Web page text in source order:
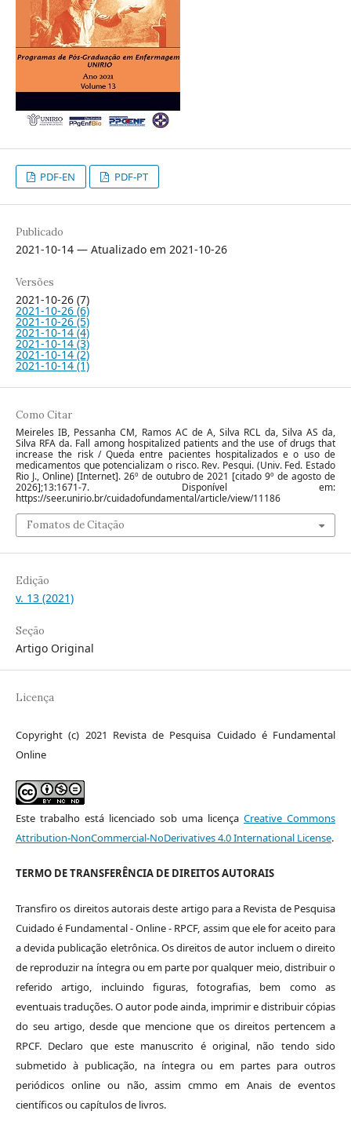
PDF-EN PDF-PT
Publicado
2021-10-14 — Atualizado em 2021-10-26
Versões
2021-10-26 (7)
2021-10-26 (6)
2021-10-26 (5)
2021-10-14 (4)
2021-10-14 (3)
2021-10-14 (2)
2021-10-14 (1)
Como Citar
Meireles IB, Pessanha CM, Ramos AC de A, Silva RCL da, Silva AS da,
Silva RFA da. Fall among hospitalized patients and the use of drugs that
increase the risk / Queda entre pacientes hospitalizados e o uso de
medicamentos que potencializam o risco. Rev. Pesqui. (Univ. Fed. Estado
Rio J., Online) [Internet]. 26º de outubro de 2021 [citado 9º de agosto de
2026];13:1671-7. Disponível em:
https://seer.unirio.br/cuidadofundamental/article/view/11186
Fomatos de Citação
Edição
v. 13 (2021)
Seção
Artigo Original
Licença
Copyright (c) 2021 Revista de Pesquisa Cuidado é Fundamental
Online
Este trabalho está licenciado sob uma licença Creative Commons
Attribution-NonCommercial-NoDerivatives 4.0 International License.
TERMO DE TRANSFERÊNCIA DE DIREITOS AUTORAIS
Transfiro os direitos autorais deste artigo para a Revista de Pesquisa
Cuidado é Fundamental - Online - RPCF, assim que ele for aceito para
a devida publicação eletrônica. Os direitos de autor incluem o direito
de reproduzir na íntegra ou em parte por qualquer meio, distribuir o
referido artigo, incluindo figuras, fotografias, bem como as
eventuais traduções. O autor pode ainda, imprimir e distribuir cópias
do seu artigo, desde que mencione que os direitos pertencem a
RPCF. Declaro que este manuscrito é original, não tendo sido
submetido à publicação, na íntegra ou em partes para outros
periódicos online ou não, assim cmmo em Anais de eventos
científicos ou capítulos de livros.